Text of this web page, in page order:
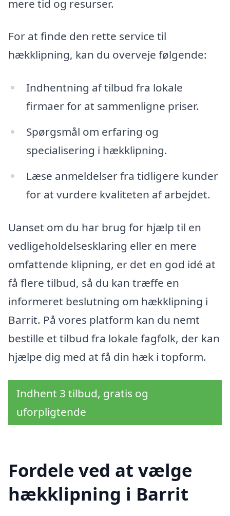
mere tid og resurser.
For at finde den rette service til
hækklipning, kan du overveje følgende:
Indhentning af tilbud fra lokale
firmaer for at sammenligne priser.
Spørgsmål om erfaring og
specialisering i hækklipning.
Læse anmeldelser fra tidligere kunder
for at vurdere kvaliteten af arbejdet.
Uanset om du har brug for hjælp til en
vedligeholdelsesklaring eller en mere
omfattende klipning, er det en god idé at
få flere tilbud, så du kan træffe en
informeret beslutning om hækklipning i
Barrit. På vores platform kan du nemt
bestille et tilbud fra lokale fagfolk, der kan
hjælpe dig med at få din hæk i topform.
Indhent 3 tilbud, gratis og
uforpligtende
Fordele ved at vælge
hækklipning i Barrit